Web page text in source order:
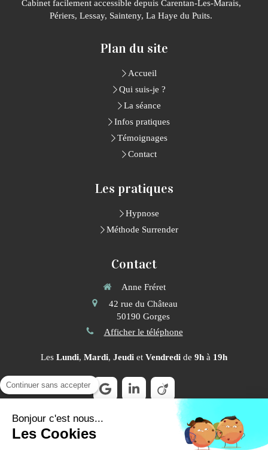
Cabinet facilement accessible depuis Carentan-Les-Marais,
Périers, Lessay, Sainteny, La Haye du Puits.
Plan du site
Accueil
Qui suis-je ?
La séance
Infos pratiques
Témoignages
Contact
Les pratiques
Hypnose
Méthode Surrender
Contact
Anne Fréret
42 rue du Château
50190 Gorges
Afficher le téléphone
Les Lundi, Mardi, Jeudi et Vendredi de 9h à 19h
Prendre RDV : 06 50 50 45 35
Continuer sans accepter
Bonjour c'est nous...
Les Cookies